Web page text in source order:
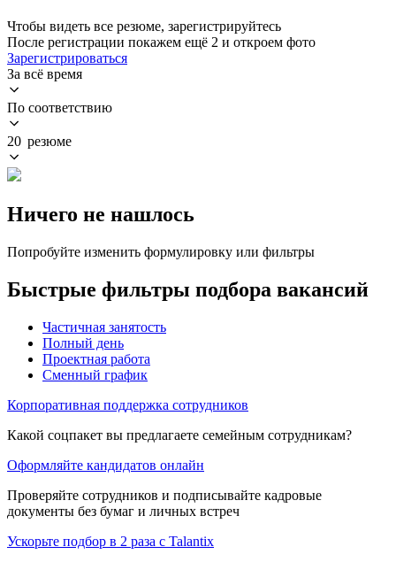
Чтобы видеть все резюме, зарегистрируйтесь
После регистрации покажем ещё 2 и откроем фото
Зарегистрироваться
За всё время
По соответствию
20 резюме
Ничего не нашлось
Попробуйте изменить формулировку или фильтры
Быстрые фильтры подбора вакансий
Частичная занятость
Полный день
Проектная работа
Сменный график
Корпоративная поддержка сотрудников
Какой соцпакет вы предлагаете семейным сотрудникам?
Оформляйте кандидатов онлайн
Проверяйте сотрудников и подписывайте кадровые
документы без бумаг и личных встреч
Ускорьте подбор в 2 раза с Talantix